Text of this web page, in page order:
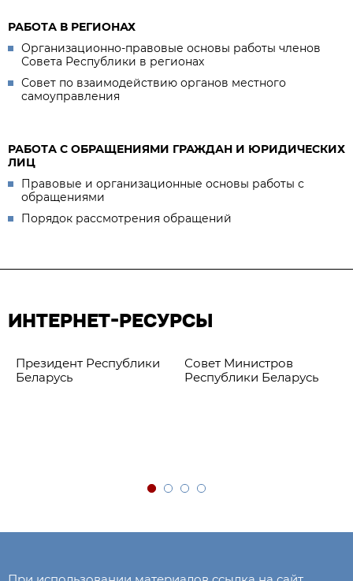
РАБОТА В РЕГИОНАХ
Организационно-правовые основы работы членов
Совета Республики в регионах
Совет по взаимодействию органов местного
самоуправления
РАБОТА С ОБРАЩЕНИЯМИ ГРАЖДАН И ЮРИДИЧЕСКИХ
ЛИЦ
Правовые и организационные основы работы с
обращениями
Порядок рассмотрения обращений
ИНТЕРНЕТ-РЕСУРСЫ
Президент Республики
Беларусь
Совет Министров
Республики Беларусь